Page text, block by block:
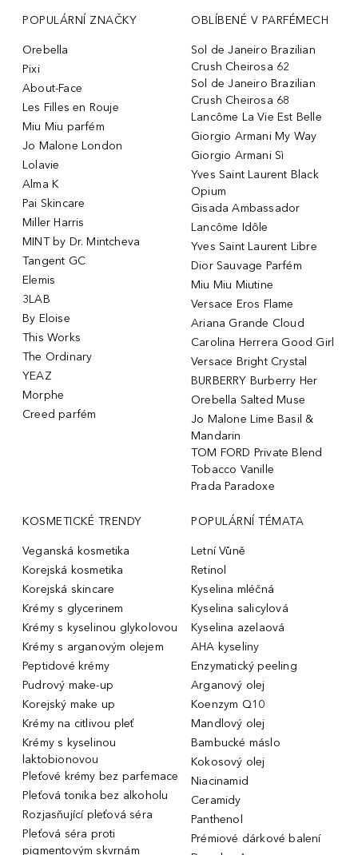
POPULÁRNÍ ZNAČKY
Orebella
Pixi
About-Face
Les Filles en Rouje
Miu Miu parfém
Jo Malone London
Lolavie
Alma K
Pai Skincare
Miller Harris
MINT by Dr. Mintcheva
Tangent GC
Elemis
3LAB
By Eloise
This Works
The Ordinary
YEAZ
Morphe
Creed parfém
OBLÍBENÉ V PARFÉMECH
Sol de Janeiro Brazilian
Crush Cheirosa 62
Sol de Janeiro Brazilian
Crush Cheirosa 68
Lancôme La Vie Est Belle
Giorgio Armani My Way
Giorgio Armani Sì
Yves Saint Laurent Black
Opium
Gisada Ambassador
Lancôme Idôle
Yves Saint Laurent Libre
Dior Sauvage Parfém
Miu Miu Miutine
Versace Eros Flame
Ariana Grande Cloud
Carolina Herrera Good Girl
Versace Bright Crystal
BURBERRY Burberry Her
Orebella Salted Muse
Jo Malone Lime Basil &
Mandarin
TOM FORD Private Blend
Tobacco Vanille
Prada Paradoxe
KOSMETICKÉ TRENDY
Veganská kosmetika
Korejská kosmetika
Korejská skincare
Krémy s glycerinem
Krémy s kyselinou glykolovou
Krémy s arganovým olejem
Peptidové krémy
Pudrový make-up
Korejský make up
Krémy na citlivou pleť
Krémy s kyselinou
laktobionovou
Pleťové krémy bez parfemace
Pleťová tonika bez alkoholu
Rozjasňující pleťová séra
Pleťová séra proti
pigmentovým skvrnám
POPULÁRNÍ TÉMATA
Letní Vůně
Retinol
Kyselina mléčná
Kyselina salicylová
Kyselina azelaová
AHA kyseliny
Enzymatický peeling
Arganový olej
Koenzym Q10
Mandlový olej
Bambucké máslo
Kokosový olej
Niacinamid
Ceramidy
Panthenol
Prémiové dárkové balení